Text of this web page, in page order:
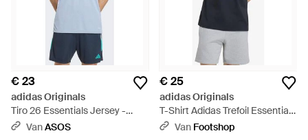
€ 23
adidas Originals
Tiro 26 Essentials Jersey -
Blauw
VanASOS
€ 25
adidas Originals
T-Shirt Adidas Trefoil Essentials
Loose Dropped Shoulder T-
Van Footshop